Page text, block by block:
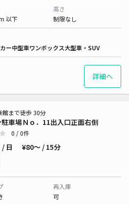
以下
高さ
制限なし
ー中型車ワンボックス大型車・SUV
詳細へ
車場Ｎｏ．11出入口正面右側
館まで徒歩 30分
0 / 0件
/ 日 ¥80〜 / 15分
再入庫
可